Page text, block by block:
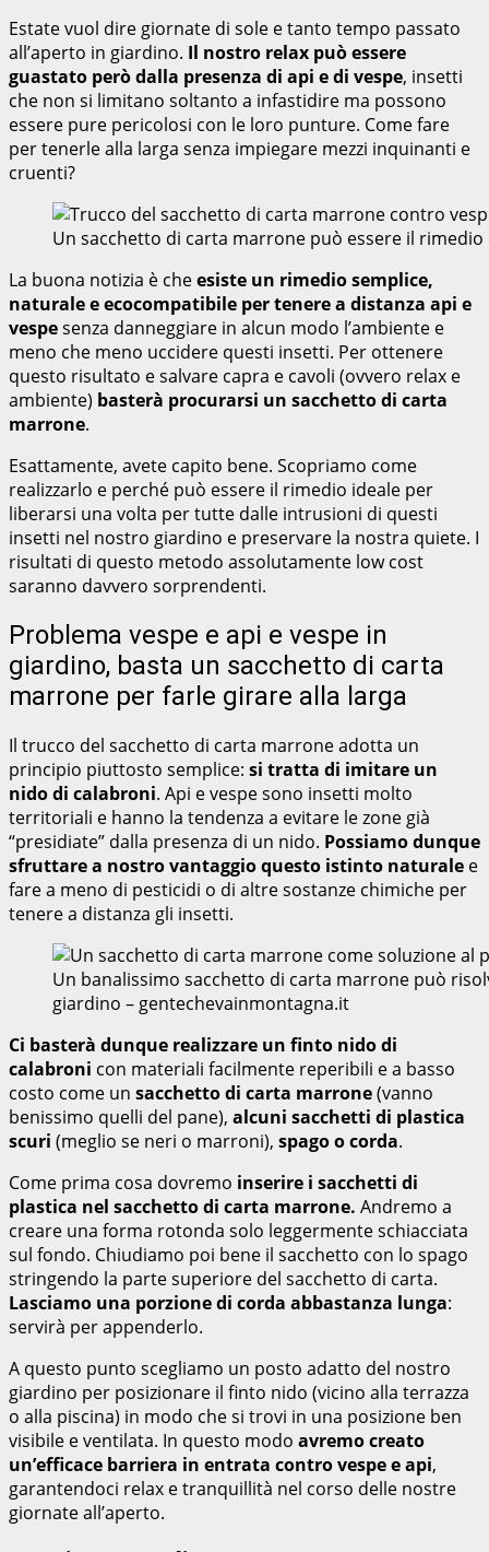
Estate vuol dire giornate di sole e tanto tempo passato
all’aperto in giardino. Il nostro relax può essere
guastato però dalla presenza di api e di vespe, insetti
che non si limitano soltanto a infastidire ma possono
essere pure pericolosi con le loro punture. Come fare
per tenerle alla larga senza impiegare mezzi inquinanti e
cruenti?
Un sacchetto di carta marrone può essere il
La buona notizia è cheesiste un rimedio semplice,
naturale e ecocompatibile per tenere a distanza api e
vespesenza danneggiare in alcun modo l’ambiente e
meno che meno uccidere questi insetti. Per ottenere
questo risultato e salvare capra e cavoli (ovvero relax e
ambiente) basterà procurarsi un sacchetto di carta
marrone.
Esattamente, avete capito bene. Scopriamo come
realizzarlo e perché può essere il rimedio ideale per
liberarsi una volta per tutte dalle intrusioni di questi
insetti nel nostro giardino e preservare la nostra quiete. I
risultati di questo metodo assolutamente low cost
saranno davvero sorprendenti.
Problema vespe e api e vespe in
giardino, basta un sacchetto di carta
marrone per farle girare alla larga
Il trucco del sacchetto di carta marrone adotta un
principio piuttosto semplice: si tratta di imitare un
nido di calabroni. Api e vespe sono insetti molto
territoriali e hanno la tendenza a evitare le zone già
“presidiate” dalla presenza di un nido. Possiamo dunque
sfruttare a nostro vantaggio questo istinto naturale e
fare a meno di pesticidi o di altre sostanze chimiche per
tenere a distanza gli insetti.
Un banalissimo sacchetto di carta marrone può
giardino – gentechevainmontagna.it
Ci basterà dunque realizzare un finto nido di
calabroni con materiali facilmente reperibili e a basso
costo come un sacchetto di carta marrone(vanno
benissimo quelli del pane), alcuni sacchetti di plastica
scuri (meglio se neri o marroni), spago o corda.
Come prima cosa dovremo inserire i sacchetti di
plastica nel sacchetto di carta marrone. Andremo a
creare una forma rotonda solo leggermente schiacciata
sul fondo. Chiudiamo poi bene il sacchetto con lo spago
stringendo la parte superiore del sacchetto di carta.
Lasciamo una porzione di corda abbastanza lunga:
servirà per appenderlo.
A questo punto scegliamo un posto adatto del nostro
giardino per posizionare il finto nido (vicino alla terrazza
o alla piscina) in modo che si trovi in una posizione ben
visibile e ventilata. In questo modo avremo creato
un’efficace barriera in entrata contro vespe e api,
garantendoci relax e tranquillità nel corso delle nostre
giornate all’aperto.